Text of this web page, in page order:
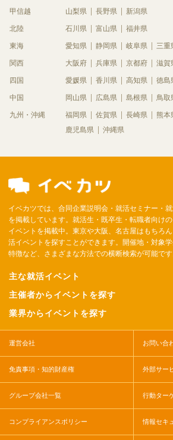
甲信越 山梨県 長野県 新潟県
北陸 石川県 富山県 福井県
東海 愛知県 静岡県 岐阜県 三重
関西 大阪府 兵庫県 京都府 滋賀
四国 愛媛県 香川県 高知県 徳島
中国 岡山県 広島県 島根県 鳥取
九州・沖縄 福岡県 佐賀県 長崎県 熊本
鹿児島県
沖縄県
イベカツでは、合同企業説明会・就活セミナー・就
を掲載しています。就活生・既卒生・転職者向け
イベントを掲載中。東京や大阪、名古屋はもちろ
活イベントを探すことができます。開催地・対象学
特徴など、さまざまな方法での横断検索が可能です
主な就活イベント
主催者からイベントを探す
業界からイベントを探す
運営会社 お問い合
免責事項・知的財産権 外部サー
グループ会社一覧 行動ター
コンプライアンスポリシー 情報セキ